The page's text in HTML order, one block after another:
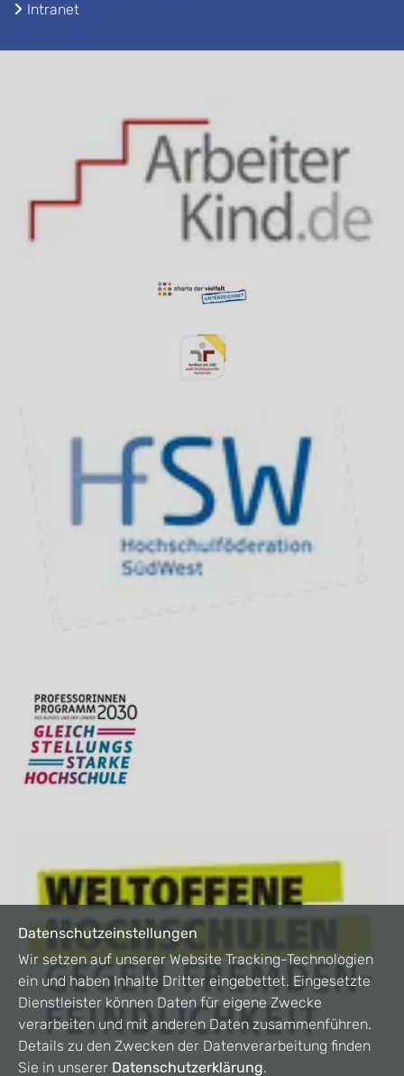
Intranet
Datenschutzeinstellungen
Wir setzen auf unserer Website Tracking-Technologien
ein und haben Inhalte Dritter eingebettet. Eingesetzte
Dienstleister können Daten für eigene Zwecke
verarbeiten und mit anderen Daten zusammenführen.
Details zu den Zwecken der Datenverarbeitung finden
Sie in unserer Datenschutzerklärung.